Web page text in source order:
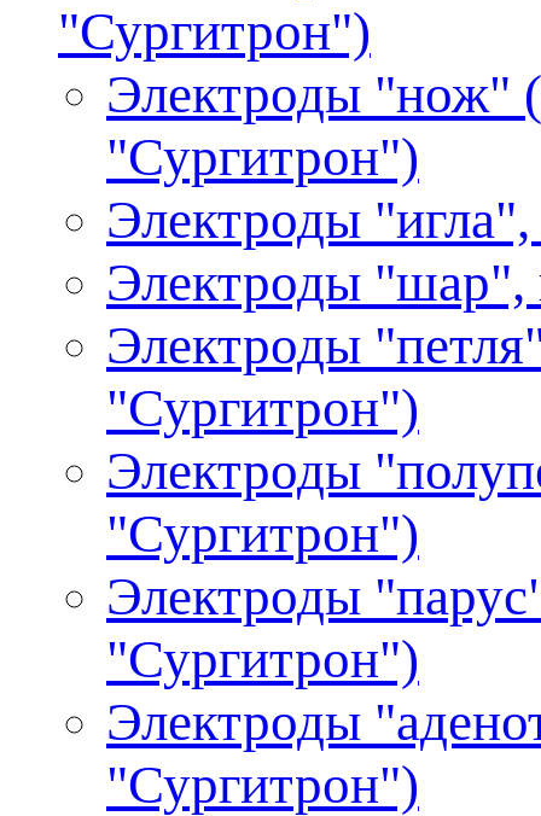
"Сургитрон")
Электроды "нож"
"Сургитрон")
Электроды
Электроды "шар",
Электроды
"Сургитрон")
Электроды
"Сургитрон")
Электроды
"Сургитрон")
Электроды
"Сургитрон")